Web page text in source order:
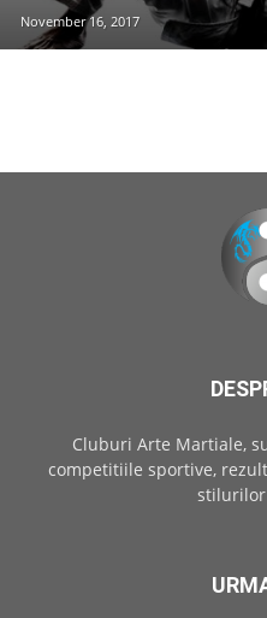
November 16, 2017
Cluburi Arte Martiale,
competitiile sportive,